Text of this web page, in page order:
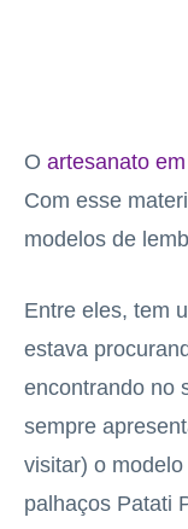
O artesanato
Com esse
modelos de
Entre eles, tem
estava
encontrando no
sempre
visitar) o
palhaços Patati